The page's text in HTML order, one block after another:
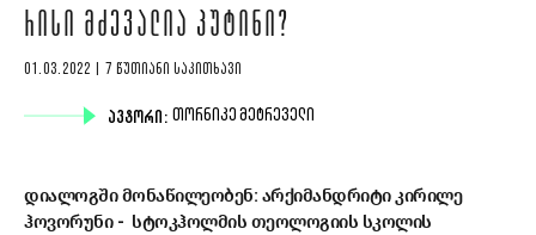
ᲠᲘᲡᲘ ᲛᲫᲔᲕᲐᲚᲘᲐ ᲞᲣᲢᲘᲜᲘ?
01.03.2022 | 7 ᲬᲣᲗᲘᲐᲜᲘ ᲡᲐᲙᲘᲗᲮᲐᲕᲘ
ᲐᲕᲢᲝᲠᲘ: ᲗᲝᲠᲜᲘᲙᲔ ᲛᲔᲢᲠᲔᲕᲔᲚᲘ
დიალოგში მონაწილეობენ: არქიმანდრიტი კირილე
ჰოვორუნი - სტოკჰოლმის თეოლოგიის სკოლის